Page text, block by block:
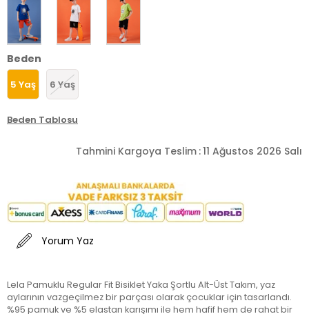
Beden
5 Yaş 6 Yaş
Beden Tablosu
Tahmini Kargoya Teslim :11 Ağustos 2026 Salı
Yorum Yaz
Lela Pamuklu Regular Fit Bisiklet Yaka Şortlu Alt-Üst Takım, yaz
aylarının vazgeçilmez bir parçası olarak çocuklar için tasarlandı.
%95 pamuk ve %5 elastan karışımı ile hem hafif hem de rahat bir